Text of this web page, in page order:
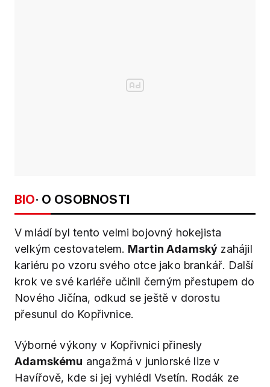
BIO· O OSOBNOSTI
V mládí byl tento velmi bojovný hokejista
velkým cestovatelem. Martin Adamský zahájil
kariéru po vzoru svého otce jako brankář. Další
krok ve své kariéře učinil černým přestupem do
Nového Jičína, odkud se ještě v dorostu
přesunul do Kopřivnice.
Výborné výkony v Kopřivnici přinesly
Adamskému angažmá v juniorské lize v
Havířově, kde si jej vyhlédl Vsetín. Rodák ze